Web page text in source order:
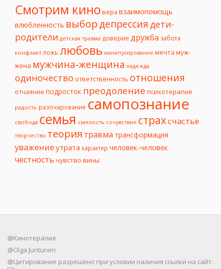
Смотрим кино вера взаимопомощь
влюбленность выбордепрессия дети-
родители детская травма доверие дружба забота
конфликт ложь любовь манипулирование мечта муж-
жена мужчина-женщина надежда
одиночество ответственность отношения
отчаяние подросток преодоление психотерапия
радость разочарование самопознание
свобода семья смелость сочувствие страхсчастье
творчество теория травма трансформация
уважение утрата характер человек-человек
честность чувство вины
@Кинотерапия
@Olga Juntunen
@Цитирование разрешено при условии наличия ссылки на сайт.